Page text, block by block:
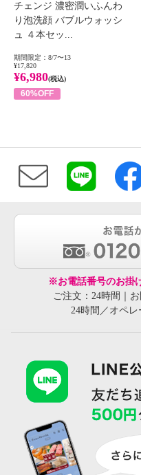
チェンジ 濃密潤いふんわ
り泡洗顔 バブルウォッシ
ュ ４本セッ...
期間限定：8/7〜13
¥17,820
¥6,980(税込)
60%OFF
※お電話番号のお掛
ご注文：24時間｜
24時間／オペレ